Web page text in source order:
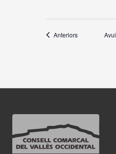
AnteriorsEsdeveniments
Avui